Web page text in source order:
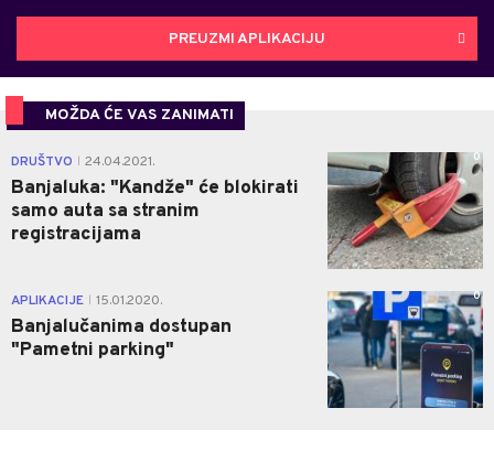
PREUZMI APLIKACIJU
MOŽDA ĆE VAS ZANIMATI
DRUŠTVO 24.04.2021.
Banjaluka: "Kandže" će blokirati
samo auta sa stranim
registracijama
0
APLIKACIJE 15.01.2020.
Banjalučanima dostupan
"Pametni parking"
0